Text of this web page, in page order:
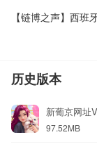
历史版本
新葡京网址
97.52MB